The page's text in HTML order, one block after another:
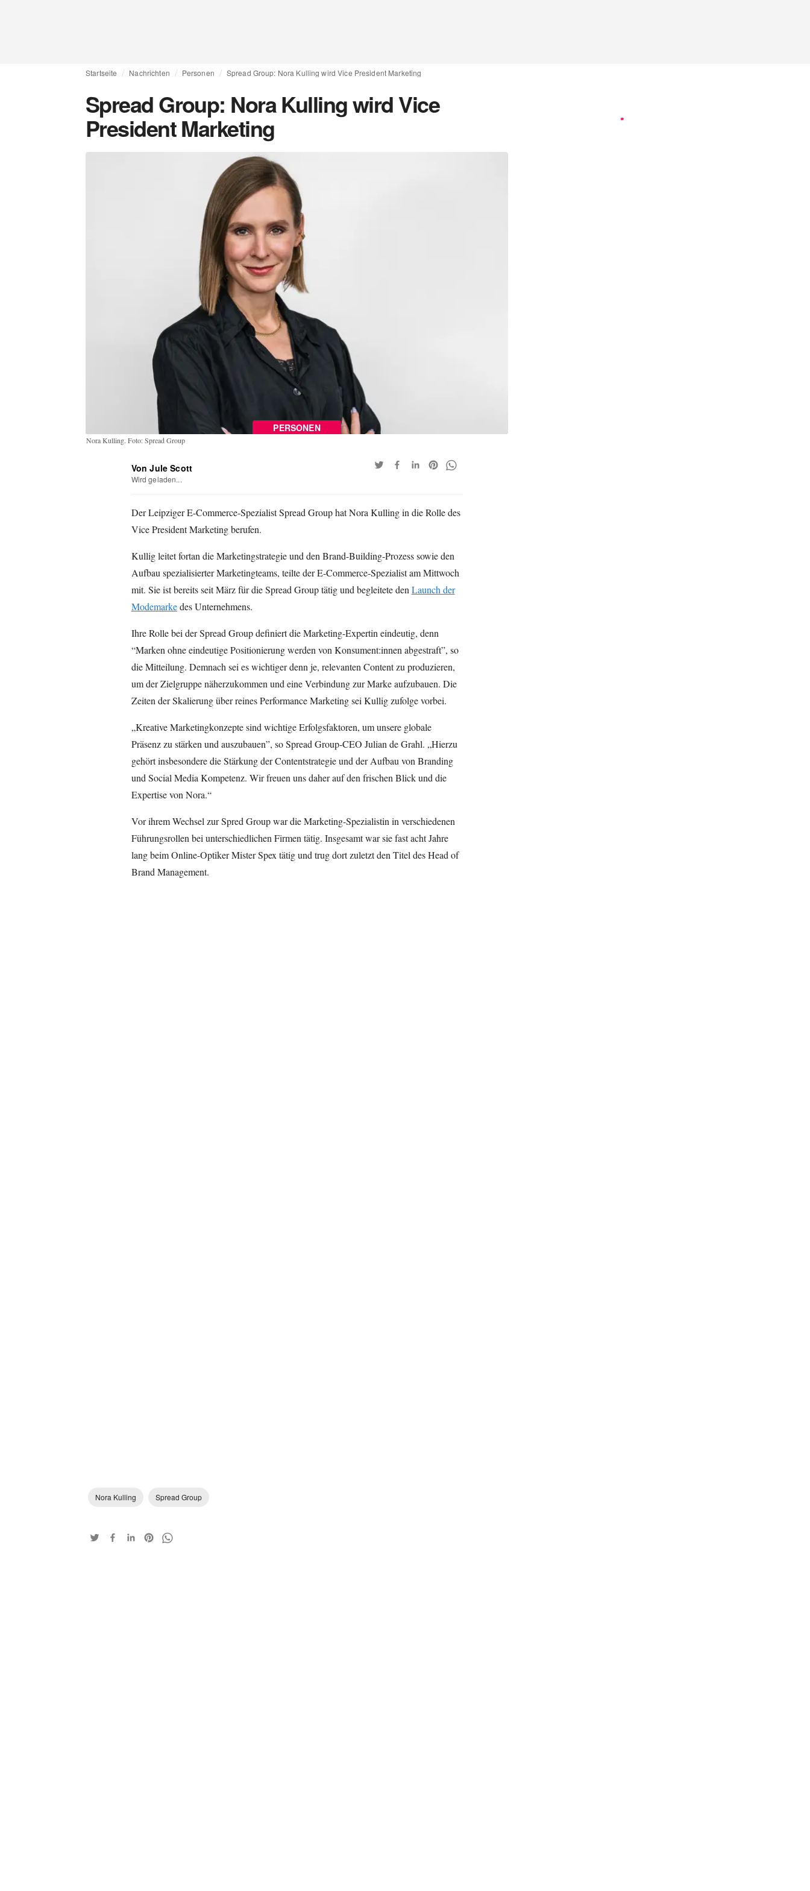
Startseite Nachrichten Personen Spread Group: Nora Kulling wird Vice President Marketing
Spread Group: Nora Kulling wird Vice
President Marketing
PERSONEN
Nora Kulling. Foto: Spread Group
Von Jule Scott
Wird geladen...
Der Leipziger E-Commerce-Spezialist Spread Group hat Nora Kulling in die Rolle des
Vice President Marketing berufen.
Kullig leitet fortan die Marketingstrategie und den Brand-Building-Prozess sowie den
Aufbau spezialisierter Marketingteams, teilte der E-Commerce-Spezialist am Mittwoch
mit. Sie ist bereits seit März für die Spread Group tätig und begleitete den Launch der
Modemarkedes Unternehmens.
Ihre Rolle bei der Spread Group definiert die Marketing-Expertin eindeutig, denn
“Marken ohne eindeutige Positionierung werden von Konsument:innen abgestraft”, so
die Mitteilung. Demnach sei es wichtiger denn je, relevanten Content zu produzieren,
um der Zielgruppe näherzukommen und eine Verbindung zur Marke aufzubauen. Die
Zeiten der Skalierung über reines Performance Marketing sei Kullig zufolge vorbei.
„Kreative Marketingkonzepte sind wichtige Erfolgsfaktoren, um unsere globale
Präsenz zu stärken und auszubauen”, so Spread Group-CEO Julian de Grahl. „Hierzu
gehört insbesondere die Stärkung der Contentstrategie und der Aufbau von Branding
und Social Media Kompetenz. Wir freuen uns daher auf den frischen Blick und die
Expertise von Nora.“
Vor ihrem Wechsel zur Spred Group war die Marketing-Spezialistin in verschiedenen
Führungsrollen bei unterschiedlichen Firmen tätig. Insgesamt war sie fast acht Jahre
lang beim Online-Optiker Mister Spex tätig und trug dort zuletzt den Titel des Head of
Brand Management.
Nora Kulling Spread Group